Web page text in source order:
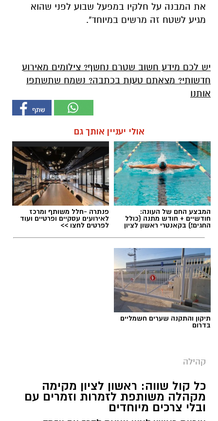
את המבנה על חלקיו במפעל שבוע לפני שהוא
מגיע לשטח זה מרשים במיוחד".
יש לכם מידע חשוב שטרם נחשף? צילומים מאירוע
חדשותי? מצאתם טעות בכתבה? נשמח שתשתפו
אותנו
אולי יעניין אותך גם
המבצע החם של העונה:
חודשיים + חודש מתנה (כולל
החגים!) בקאנטרי ראשון לציון
פנתרה -חלל משותף ומרכז
לאירועים עסקיים ופרטיים ועוד
לפרטים לחצו >>
תיקון והתקנה שערים חשמליים
בדרום
קהילה
כל קול שווה: ראשון לציון מקימה
מקהלה משותפת לזמרות וזמרים עם
ובלי צרכים מיוחדים